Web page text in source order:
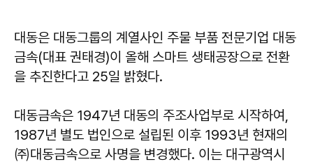
대동은 대동그룹의 계열사인 주물 부품 전문기업 대동
금속(대표 권태경)이 올해 스마트 생태공장으로 전환
을 추진한다고 25일 밝혔다.
대동금속은 1947년 대동의 주조사업부로 시작하여,
1987년 별도 법인으로 설립된 이후 1993년 현재의
㈜대동금속으로 사명을 변경했다. 이는 대구광역시